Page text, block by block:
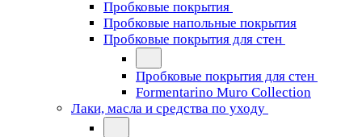
Пробковые покрытия
Пробковые напольные покрытия
Пробковые покрытия для стен
Пробковые покрытия для стен
Formentarino Muro Collection
Лаки, масла и средства по уходу